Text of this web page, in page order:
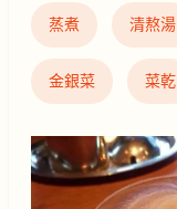
蒸煮 清熬湯
金銀菜 菜乾